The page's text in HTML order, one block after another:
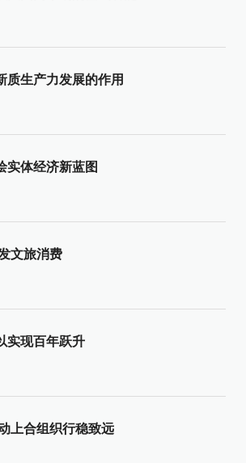
质生产力发展的作用
实体经济新蓝图
文旅消费
实现百年跃升
上合组织行稳致远